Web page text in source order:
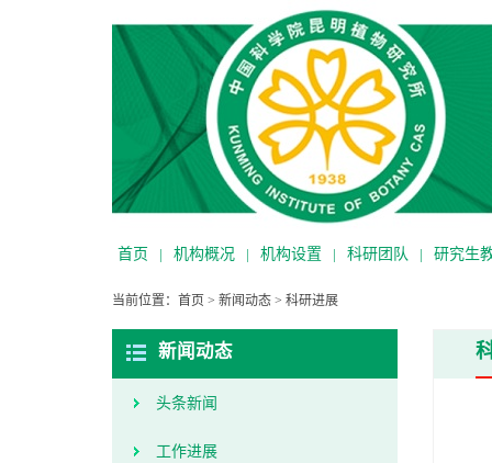
首页 | 机构概况 | 机构设置 | 科研团队 | 研究生
当前位置： 首页 > 新闻动态 > 科研进展
新闻动态
头条新闻
工作进展